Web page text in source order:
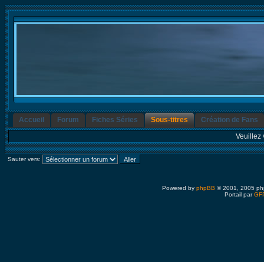
Accueil Forum Fiches Séries Sous-titres
Création de Fans
Veuillez
Sauter vers:
Powered by phpBB © 2001, 2005
Portail par